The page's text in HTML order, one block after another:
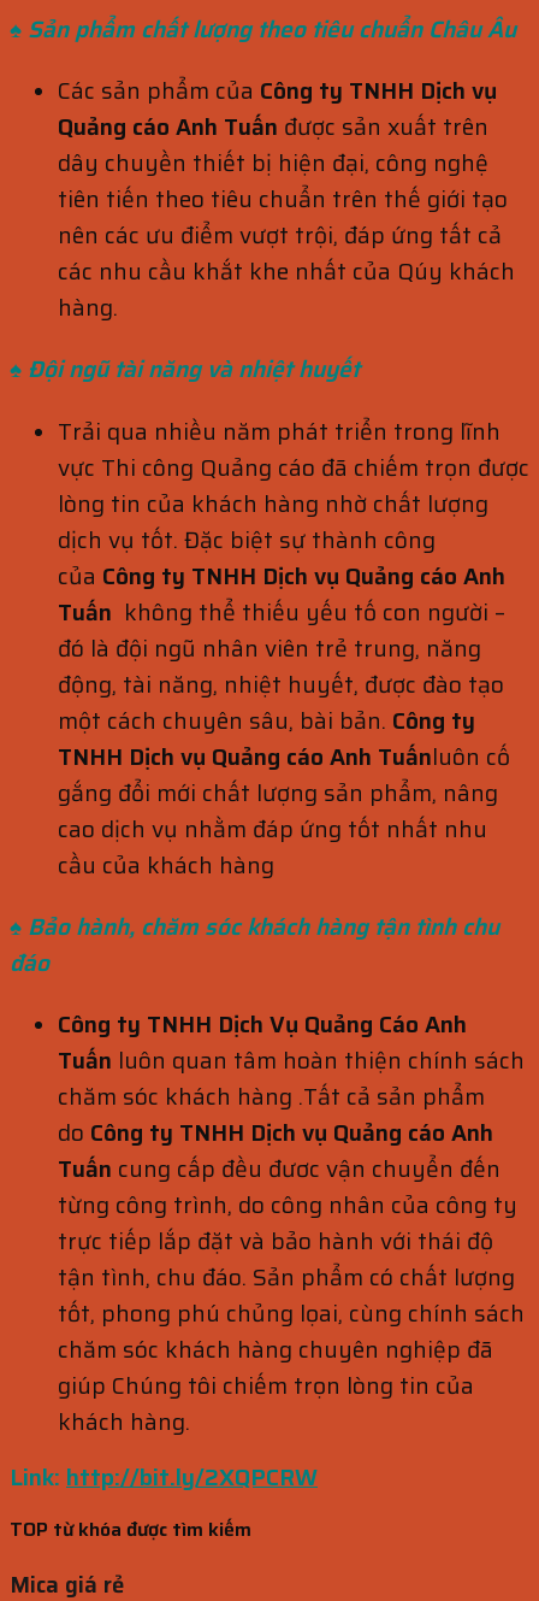
♠ Sản phẩm chất lượng theo tiêuchuẩn Châu Âu
Các sản phẩm của Công ty TNHH Dịch vụ
Quảng cáo Anh Tuấn được sản xuất trên
dây chuyền thiết bị hiện đại, công nghệ
tiên tiến theo tiêu chuẩn trên thế giới tạo
nên các ưu điểm vượt trội, đáp ứng tất cả
các nhu cầu khắt khe nhất của Qúy khách
hàng.
♠ Đội ngũ tài năng và nhiệt huyết
Trải qua nhiều năm phát triển trong lĩnh
vực Thi công Quảng cáo đã chiếm trọn được
lòng tin của khách hàng nhờ chất lượng
dịch vụ tốt. Đặc biệt sự thành công
của Công ty TNHH Dịch vụ Quảng cáo Anh
Tuấn không thể thiếu yếu tố con người –
đó là đội ngũ nhân viên trẻ trung, năng
động, tài năng, nhiệt huyết, được đào tạo
một cách chuyên sâu, bài bản. Công ty
TNHH Dịch vụ Quảng cáo Anh Tuấnluôn cố
gắng đổi mới chất lượng sản phẩm, nâng
cao dịch vụ nhằm đáp ứng tốt nhất nhu
cầu của khách hàng
♠ Bảo hành, chăm sóc khách hàngtận tình chu
đáo
Công ty TNHH Dịch Vụ Quảng Cáo Anh
Tuấn luôn quan tâm hoàn thiện chính sách
chăm sóc khách hàng .Tất cả sản phẩm
do Công ty TNHH Dịch vụ Quảng cáo Anh
Tuấn cung cấp đều đươc vận chuyển đến
từng công trình, do công nhân của công ty
trực tiếp lắp đặt và bảo hành với thái độ
tận tình, chu đáo. Sản phẩm có chất lượng
tốt, phong phú chủng lọai, cùng chính sách
chăm sóc khách hàng chuyên nghiệp đã
giúp Chúng tôi chiếm trọn lòng tin của
khách hàng.
Link: http://bit.ly/2XQPCRW
TOP từ khóa được tìm kiếm
Mica giá rẻ